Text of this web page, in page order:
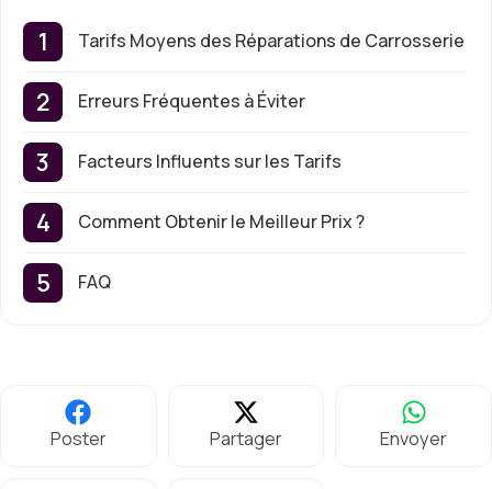
Tarifs Moyens des Réparations de Carrosserie
Erreurs Fréquentes à Éviter
Facteurs Influents sur les Tarifs
Comment Obtenir le Meilleur Prix ?
FAQ
Poster Partager Envoyer